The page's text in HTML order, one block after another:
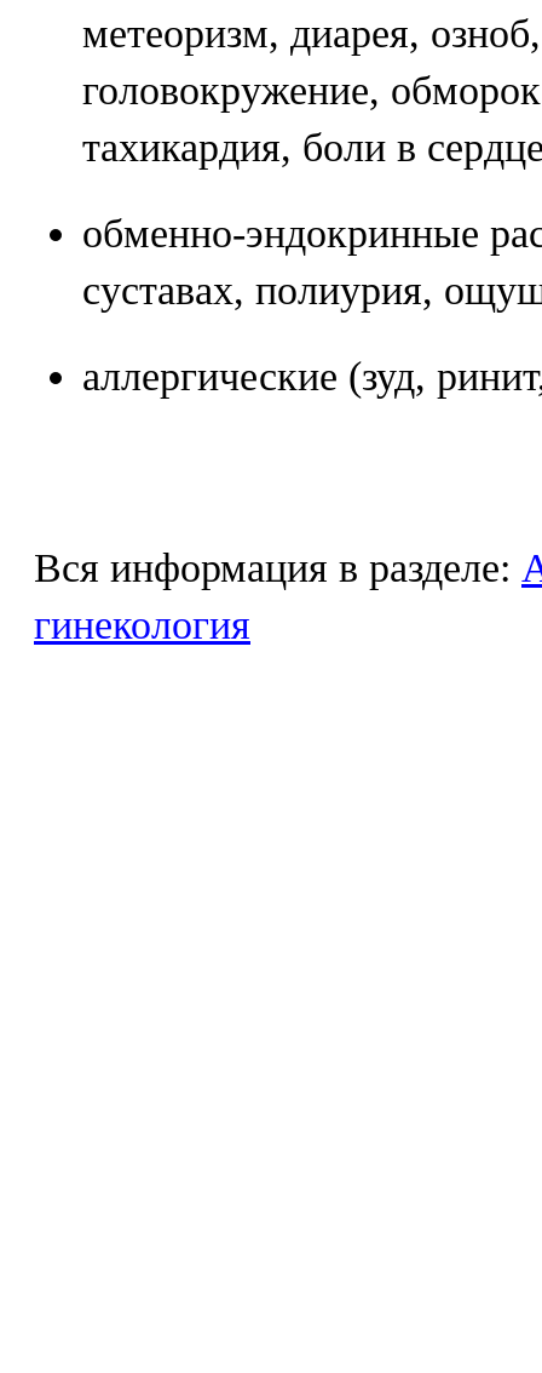
метеоризм, диарея,
головокружение,
тахикардия, боли в
обменно-эндокринные
суставах, полиурия,
аллергические (зуд,
Вся информация в разделе:
гинекология